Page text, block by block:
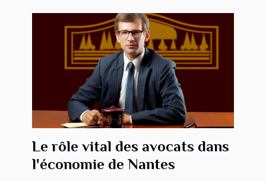
Le rôle vital des avocats dans
l'économie de Nantes